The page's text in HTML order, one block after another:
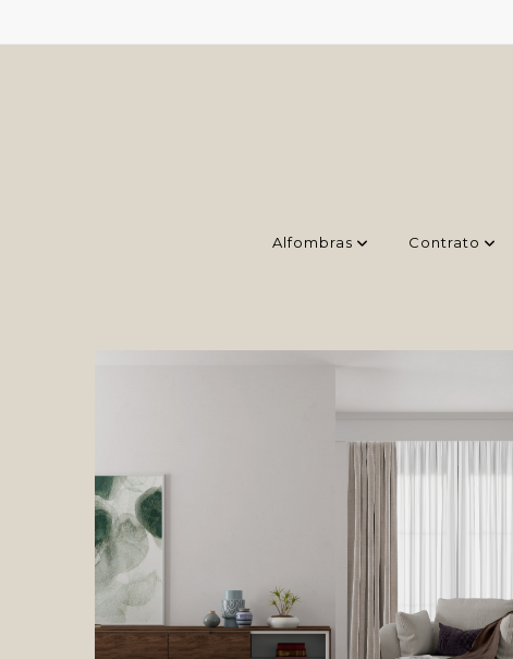
Alfombras Contrato